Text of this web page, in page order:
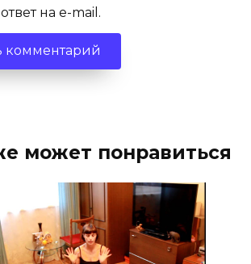
на e-mail.
может понравиться